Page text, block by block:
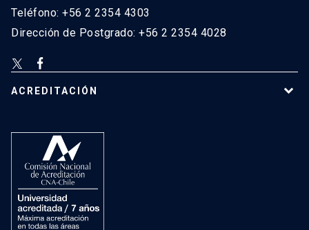
Teléfono: +56 2 2354 4303
Dirección de Postgrado: +56 2 2354 4028
ACREDITACIÓN